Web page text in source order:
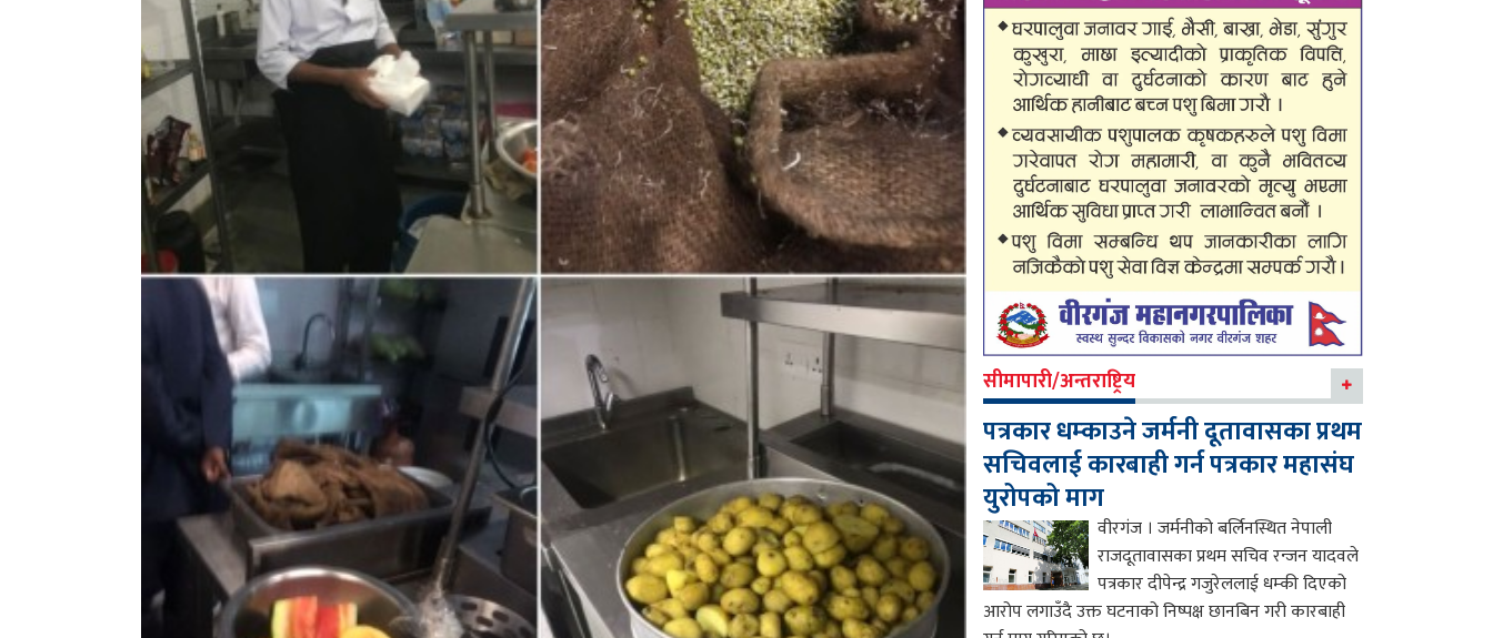
सीमापारी/अन्तराष्ट्रिय
पत्रकार धम्काउने जर्मनी दूतावासका प्रथम
सचिवलाई कारबाही गर्न पत्रकार महासंघ
युरोपको माग
वीरगंज । जर्मनीको बर्लिनस्थित नेपाली
राजदूतावासका प्रथम सचिव रन्जन यादवले
पत्रकार दीपेन्द्र गजुरेललाई धम्की दिएको
आरोप लगाउँदै उक्त घटनाको निष्पक्ष छानबिन गरी कारबाही